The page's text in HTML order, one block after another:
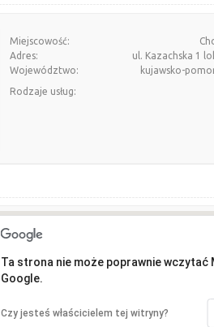
Miejscowość:
Adres:
ul. Kazachska 1
Województwo:
kujawsko-
Rodzaje usług:
Ta strona nie może poprawnie wczytać
Google.
Czy jesteś właścicielem tej witryny?